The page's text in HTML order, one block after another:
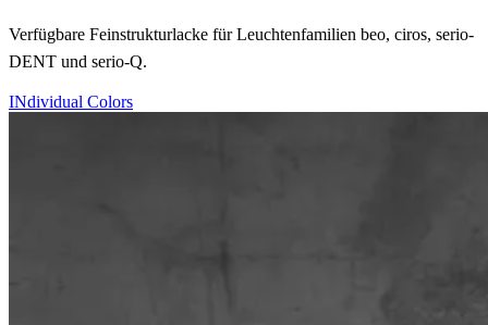
Verfügbare Feinstrukturlacke für Leuchtenfamilien beo, ciros, serio-
DENT und serio-Q.
INdividual Colors